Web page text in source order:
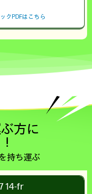
クPDFはこちら
方に
持ち運ぶ
14-fr